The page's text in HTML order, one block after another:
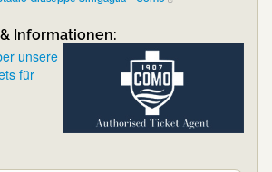
Informationen:
unsere
für